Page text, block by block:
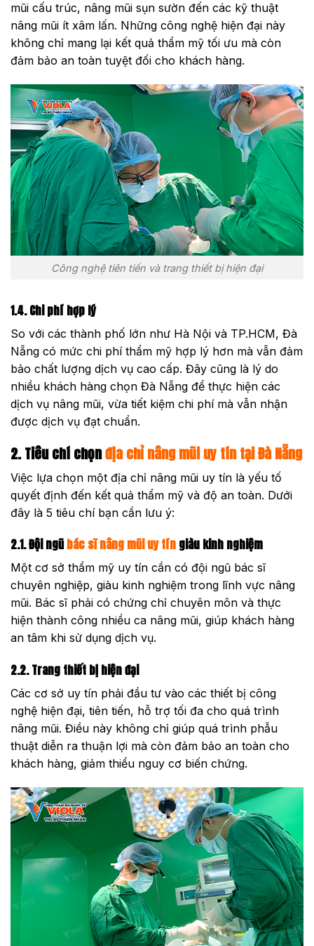
mũi cấu trúc, nâng mũi sụn sườn đến các kỹ thuật
nâng mũi ít xâm lấn. Những công nghệ hiện đại này
không chỉ mang lại kết quả thẩm mỹ tối ưu mà còn
đảm bảo an toàn tuyệt đối cho khách hàng.
Công nghệ tiên tiến và trang thiết bị hiện đại
1.4. Chi phí hợp lý
So với các thành phố lớn như Hà Nội và TP.HCM, Đà
Nẵng có mức chi phí thẩm mỹ hợp lý hơn mà vẫn đảm
bảo chất lượng dịch vụ cao cấp. Đây cũng là lý do
nhiều khách hàng chọn Đà Nẵng để thực hiện các
dịch vụ nâng mũi, vừa tiết kiệm chi phí mà vẫn nhận
được dịch vụ đạt chuẩn.
2. Tiêu chí chọnđịa chỉ nâng mũi uy tín tại Đà Nẵng
Việc lựa chọn một địa chỉ nâng mũi uy tín là yếu tố
quyết định đến kết quả thẩm mỹ và độ an toàn. Dưới
đây là 5 tiêu chí bạn cần lưu ý:
2.1. Đội ngũ bác sĩ nâng mũi uy tín giàu kinh nghiệm
Một cơ sở thẩm mỹ uy tín cần có đội ngũ bác sĩ
chuyên nghiệp, giàu kinh nghiệm trong lĩnh vực nâng
mũi. Bác sĩ phải có chứng chỉ chuyên môn và thực
hiện thành công nhiều ca nâng mũi, giúp khách hàng
an tâm khi sử dụng dịch vụ.
2.2. Trang thiết bị hiện đại
Các cơ sở uy tín phải đầu tư vào các thiết bị công
nghệ hiện đại, tiên tiến, hỗ trợ tối đa cho quá trình
nâng mũi. Điều này không chỉ giúp quá trình phẫu
thuật diễn ra thuận lợi mà còn đảm bảo an toàn cho
khách hàng, giảm thiểu nguy cơ biến chứng.